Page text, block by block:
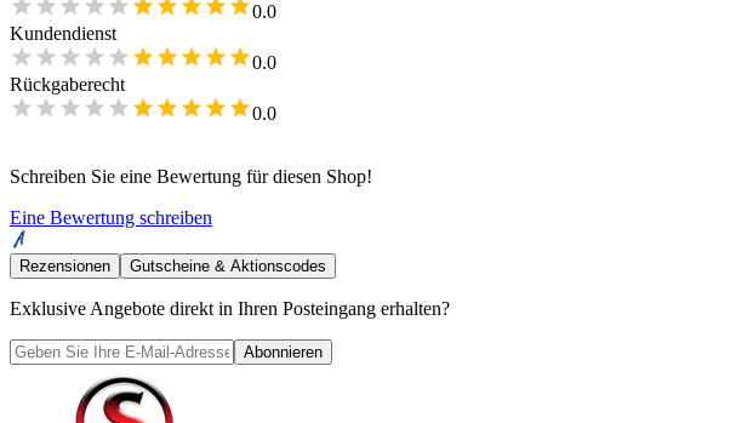
0.0
Kundendienst
0.0
Rückgaberecht
0.0
Schreiben Sie eine Bewertung für diesen Shop!
Eine Bewertung schreiben
Rezensionen Gutscheine & Aktionscodes
Exklusive Angebote direkt in Ihren Posteingang erhalten?
Abonnieren